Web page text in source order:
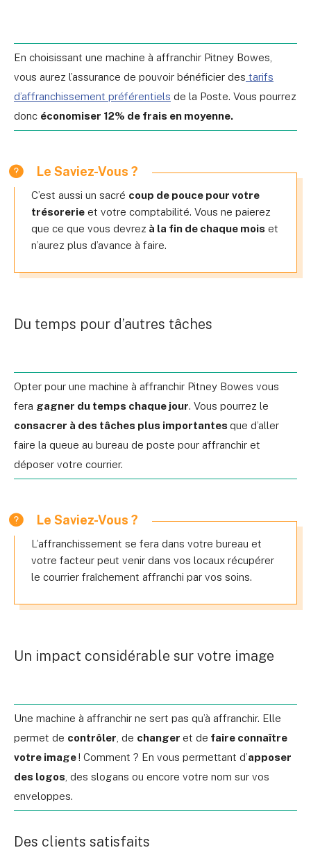
En choisissant une machine à affranchir Pitney Bowes,
vous aurez l’assurance de pouvoir bénéficier des tarifs
d’affranchissement préférentiels de la Poste. Vous pourrez
donc économiser 12% de frais en moyenne.
Le Saviez-Vous ?
C’est aussi un sacré coup de pouce pour votre
trésorerie et votre comptabilité. Vous ne paierez
que ce que vous devrez à la fin de chaque mois et
n’aurez plus d’avance à faire.
Du temps pour d’autres tâches
Opter pour une machine à affranchir Pitney Bowes vous
fera gagner du temps chaque jour. Vous pourrez le
consacrer à des tâches plus importantes que d’aller
faire la queue au bureau de poste pour affranchir et
déposer votre courrier.
Le Saviez-Vous ?
L’affranchissement se fera dans votre bureau et
votre facteur peut venir dans vos locaux récupérer
le courrier fraîchement affranchi par vos soins.
Un impact considérable sur votre image
Une machine à affranchir ne sert pas qu’à affranchir. Elle
permet de contrôler , de changer et de faire connaître
votre image! Comment ? En vous permettant d’apposer
des logos , des slogans ou encore votre nom sur vos
enveloppes.
Des clients satisfaits